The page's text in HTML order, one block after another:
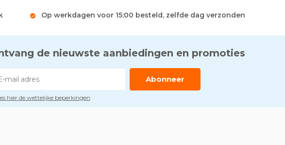
Op werkdagen voor 15:00 besteld, zelfde dag verzonden
de nieuwste aanbiedingen en promoties
Abonneer
hier de wettelijke beperkingen